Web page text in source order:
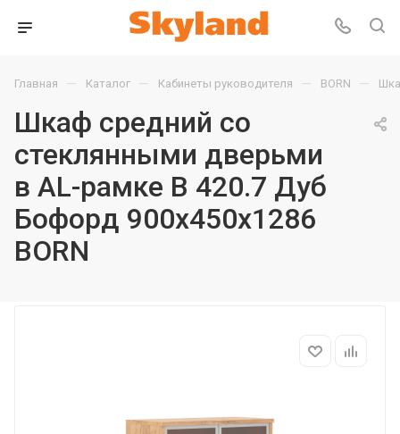
Главная — Каталог — Кабинеты руководителя — BORN —
Шкаф средний со
стеклянными дверьми
в AL-рамке B 420.7 Дуб
Бофорд 900х450х1286
BORN